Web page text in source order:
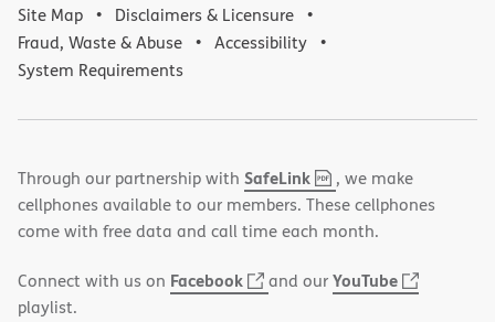
Site Map
Disclaimers & Licensure
Fraud, Waste & Abuse
Accessibility
System Requirements
Through our partnership with SafeLink,
PDF
(opens
in
new
, we make
cellphones available to our members. These cellphones
come with free data and call time each month.
Connect with us on Facebook
(opens
and ourYouTube
(opens
playlist.